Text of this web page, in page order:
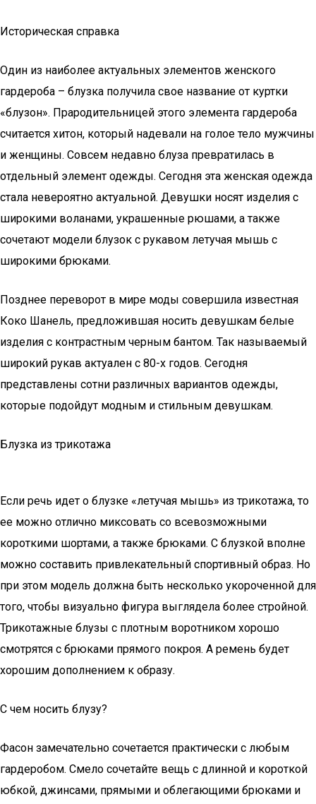
Историческая справка
Один из наиболее актуальных элементов женского
гардероба – блузка получила свое название от куртки
«блузон». Прародительницей этого элемента гардероба
считается хитон, который надевали на голое тело мужчины
и женщины. Совсем недавно блуза превратилась в
отдельный элемент одежды. Сегодня эта женская одежда
стала невероятно актуальной. Девушки носят изделия с
широкими воланами, украшенные рюшами, а также
сочетают модели блузок с рукавом летучая мышь с
широкими брюками.
Позднее переворот в мире моды совершила известная
Коко Шанель, предложившая носить девушкам белые
изделия с контрастным черным бантом. Так называемый
широкий рукав актуален с 80-х годов. Сегодня
представлены сотни различных вариантов одежды,
которые подойдут модным и стильным девушкам.
Блузка из трикотажа
Если речь идет о блузке «летучая мышь» из трикотажа, то
ее можно отлично миксовать со всевозможными
короткими шортами, а также брюками. С блузкой вполне
можно составить привлекательный спортивный образ. Но
при этом модель должна быть несколько укороченной для
того, чтобы визуально фигура выглядела более стройной.
Трикотажные блузы с плотным воротником хорошо
смотрятся с брюками прямого покроя. А ремень будет
хорошим дополнением к образу.
С чем носить блузу?
Фасон замечательно сочетается практически с любым
гардеробом. Смело сочетайте вещь с длинной и короткой
юбкой, джинсами, прямыми и облегающими брюками и